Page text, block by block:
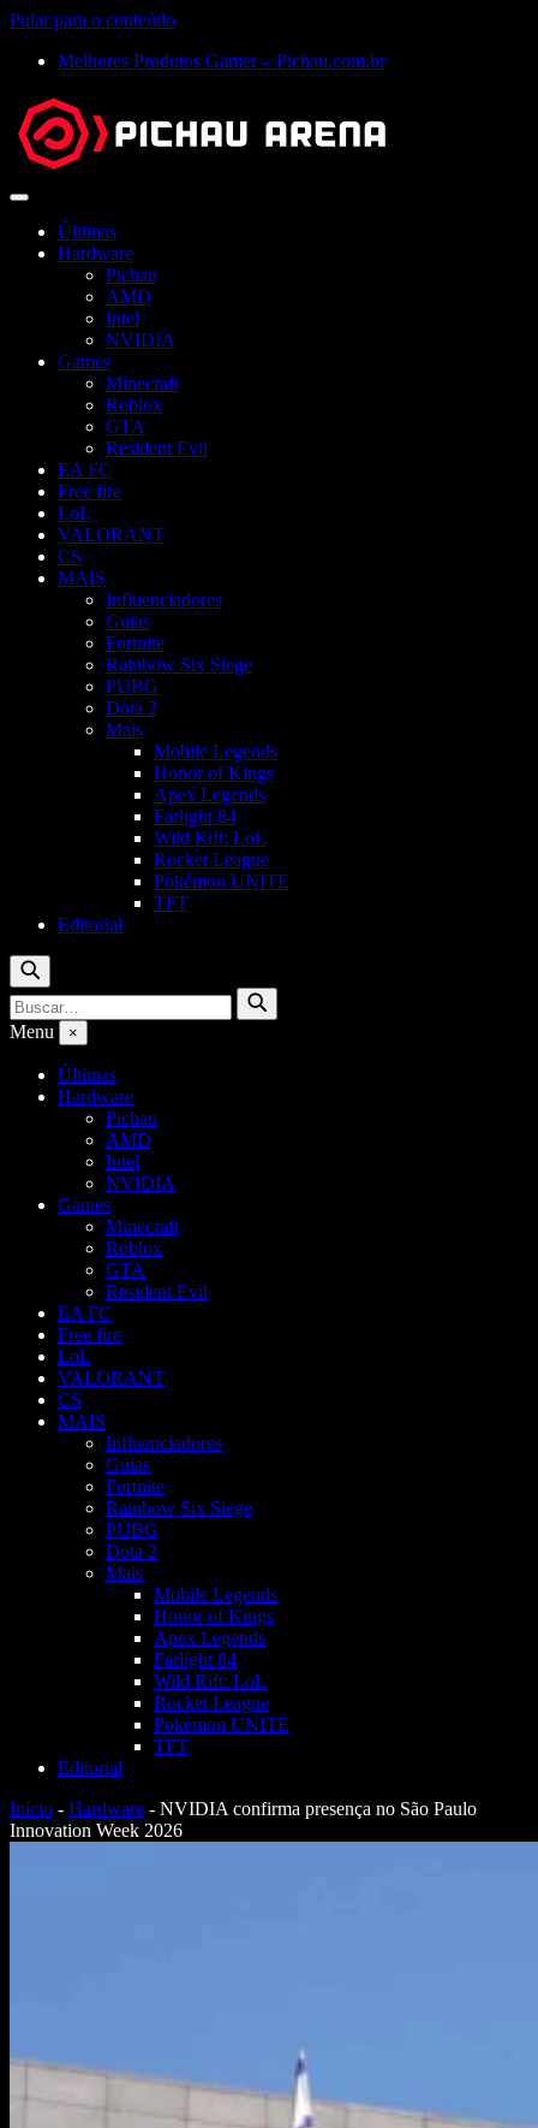
Pular para o conteúdo
Melhores Produtos Gamer – Pichau.com.br
Abrir
Últimas
Hardware
Pichau
AMD
Intel
NVIDIA
Games
Minecraft
Roblox
GTA
Resident Evil
EA FC
Free fire
LoL
VALORANT
CS
MAIS
Influenciadores
Guias
Fortnite
Rainbow Six Siege
PUBG
Dota 2
Mais
Mobile Legends
Honor of Kings
Apex Legends
Farlight 84
Wild Rift: LoL
Rocket League
Pokémon UNITE
TFT
Editorial
Buscar
Buscar
por:
Buscar
Menu ×
Últimas
Hardware
Pichau
AMD
Intel
NVIDIA
Games
Minecraft
Roblox
GTA
Resident Evil
EA FC
Free fire
LoL
VALORANT
CS
MAIS
Influenciadores
Guias
Fortnite
Rainbow Six Siege
PUBG
Dota 2
Mais
Mobile Legends
Honor of Kings
Apex Legends
Farlight 84
Wild Rift: LoL
Rocket League
Pokémon UNITE
TFT
Editorial
Início - Hardware - NVIDIA confirma presença no São Paulo
Innovation Week 2026